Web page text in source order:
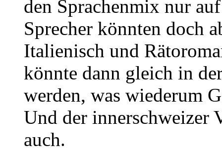
den Sprachenmix nur
Sprecher könnten doch
Italienisch und
könnte dann gleich in
werden, was wiederum
Und der innerschweizer
auch.